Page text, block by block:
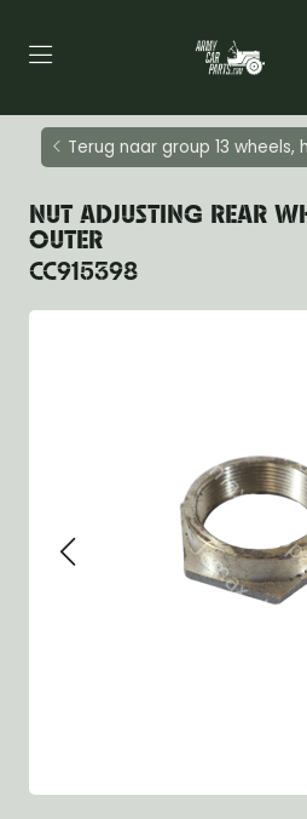
Terug naar group 13 wheels,
NUT ADJUSTING REAR
OUTER
CC915398